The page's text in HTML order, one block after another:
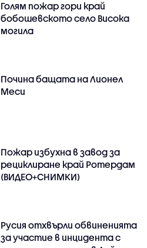
Голям пожар гори край
бобошевското село Висока
могила
Почина бащата на Лионел
Меси
Пожар избухна в завод за
рециклиране край Ротердам
(ВИДЕО+СНИМКИ)
Русия отхвърли обвиненията
за участие в инцидента с